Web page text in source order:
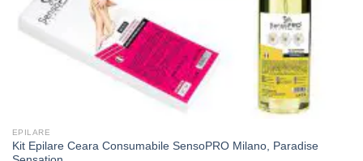
EPILARE
Kit Epilare Ceara Consumabile SensoPRO Milano, Paradise